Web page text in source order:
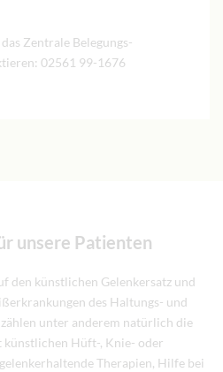
Zentrale Belegungs-
02561 99-1676
unsere Patienten
den künstlichen Gelenkersatz und
des Haltungs- und
unter anderem natürlich die
Hüft-, Knie- oder
Therapien, Hilfe bei